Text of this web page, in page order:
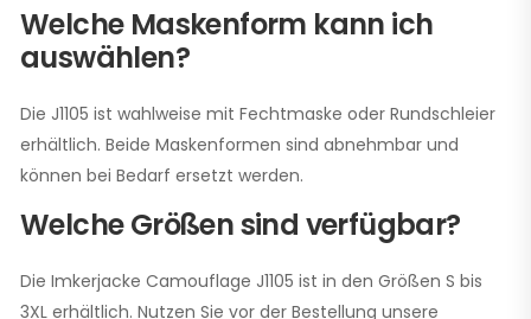
Welche Maskenform kann ich
auswählen?
Die J1105 ist wahlweise mit Fechtmaske oder Rundschleier
erhältlich. Beide Maskenformen sind abnehmbar und
können bei Bedarf ersetzt werden.
Welche Größen sind verfügbar?
Die Imkerjacke Camouflage J1105 ist in den Größen S bis
3XL erhältlich. Nutzen Sie vor der Bestellung unsere